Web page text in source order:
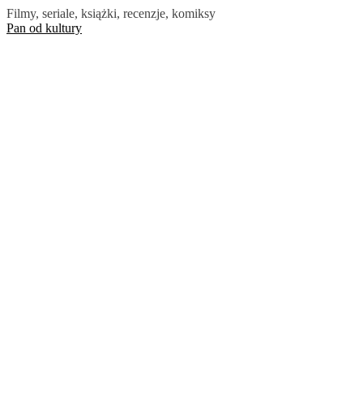
Skip
to
Filmy, seriale, książki, recenzje, komiksy
Pan od kultury